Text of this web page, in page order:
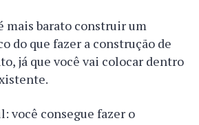
mais barato construir um
do que fazer a construção de
já que você vai colocar dentro
você consegue fazer o